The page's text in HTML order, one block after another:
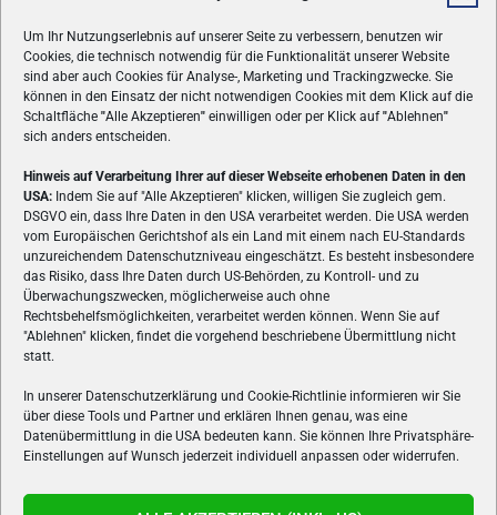
Um Ihr Nutzungserlebnis auf unserer Seite zu verbessern, benutzen wir
Cookies, die technisch notwendig für die Funktionalität unserer Website
sind aber auch Cookies für Analyse-, Marketing und Trackingzwecke. Sie
können in den Einsatz der nicht notwendigen Cookies mit dem Klick auf die
Schaltfläche "Alle Akzeptieren" einwilligen oder per Klick auf"Ablehnen"
sich anders entscheiden.
Hinweis auf Verarbeitung Ihrer auf dieser Webseite erhobenen Daten in den
USA: Indem Sie auf "Alle Akzeptieren" klicken, willigen Sie zugleich gem.
DSGVO ein, dass Ihre Daten in den USA verarbeitet werden. Die USA werden
vom Europäischen Gerichtshof als ein Land mit einem nach EU-Standards
unzureichendem Datenschutzniveau eingeschätzt. Es besteht insbesondere
das Risiko, dass Ihre Daten durch US-Behörden, zu Kontroll- und zu
Überwachungszwecken, möglicherweise auch ohne
Rechtsbehelfsmöglichkeiten, verarbeitet werden können. Wenn Sie auf
"Ablehnen" klicken, findet die vorgehend beschriebene Übermittlung nicht
statt.
In unserer Datenschutzerklärung und Cookie-Richtlinie informieren wir Sie
über diese Tools und Partner und erklären Ihnen genau, was eine
Datenübermittlung in die USA bedeuten kann. Sie können Ihre Privatsphäre-
Einstellungen auf Wunsch jederzeit individuell anpassen oder widerrufen.
ÜBER UNS
VON GAMERN, FÜR GAMER! Gamers.at ist das älteste Online-
Spielemagazin Österreichs und bringt täglich aktuelle News,
Reviews und Videos zu PC- und Konsolenspielen, Gaming-
Hardware und aus der Welt des e-Sport's.
FOLGE UNS